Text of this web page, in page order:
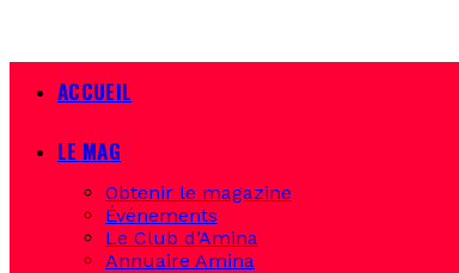
ACCUEIL
LE MAG
Obtenir le magazine
Événements
Le Club d’Amina
Annuaire Amina